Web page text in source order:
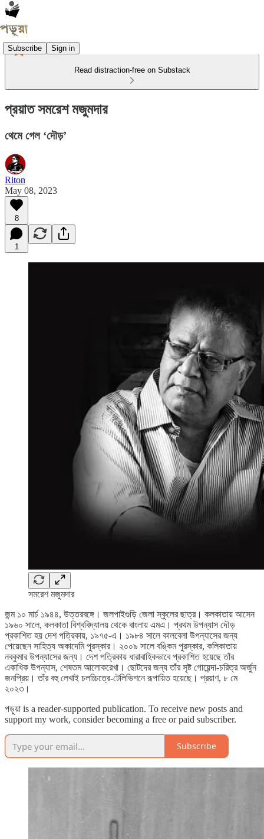
Subscribe Sign in
Read distraction-free on Substack
প্রয়াত সমরেশ মজুমদার
থেমে গেল ‘দৌড়’
Riton
May 08, 2023
8
1
সমরেশ মজুমদার
জন্ম ১০ মার্চ ১৯৪৪, উত্তরবঙ্গে। জলপাইগুড়ি জেলা স্কুলের ছাত্র। কলকাতায় আসেন
১৯৬০ সালে, কলকাতা বিশ্ববিদ্যালয় থেকে বাংলায় এমএ। প্রথম উপন্যাস দৌড়
প্রকাশিত হয় দেশ পত্রিকায়, ১৯৭৫-এ। ১৯৮৪ সালে কালবেলা উপন্যাসের জন্য
পেয়েছেন সাহিত্য অকাদেমি পুরস্কার। ২০০৯ সালে বঙ্কিম পুরস্কার, কলিকাতায়
নবকুমার উপন্যাসের জন্য। দেশ পত্রিকায় ধারাবাহিকভাবে প্রকাশিত হয়েছে তাঁর
একাধিক উপন্যাস, শেষতম আলোকরেখা। ছোটদের জন্য তাঁর সৃষ্ট গোয়েন্দা-চরিত্র অর্জুন
জনপ্রিয়। তাঁর বহু লেখাই চলচ্চিত্রে-টেলিভিশনে রূপায়িত হয়েছে। প্রয়াণ, ৮ মে
২০২৩।
পড়ুয়া is a reader-supported publication. To receive new posts and
support my work, consider becoming a free or paid subscriber.
Subscribe